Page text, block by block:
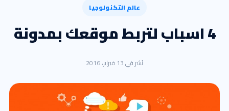
عالم التكنولوجيا
4 اسباب لتربط موقعك بمدونة
نُشر في 13 فبراير، 2016